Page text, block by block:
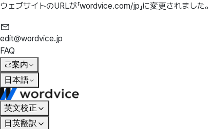
ウェブサイトのURLが「wordvice.com/jp」に変更されました。
edit@wordvice.jp
FAQ
ご案内
日本語
英文校正
日英翻訳